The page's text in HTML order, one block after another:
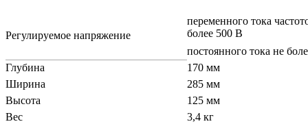
Регулируемое напряжение
переменного тока
более 500 В
постоянного тока не
Глубина
170 мм
Ширина
285 мм
Высота
125 мм
Вес
3,4 кг